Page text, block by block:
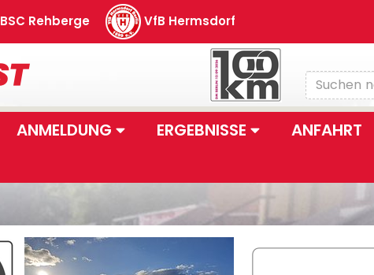
BSC Rehberge VfB Hermsdorf
ANMELDUNG ERGEBNISSE ANFAHRT